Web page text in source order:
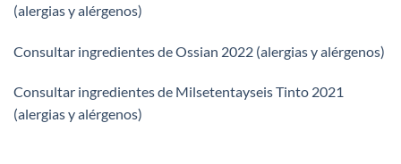
(alergias y alérgenos)
Consultar ingredientes de Ossian 2022 (alergias y alérgenos)
Consultar ingredientes de Milsetentayseis Tinto 2021
(alergias y alérgenos)